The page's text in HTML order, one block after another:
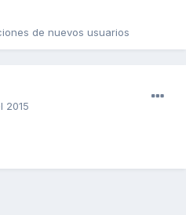
de nuevos usuarios
2015